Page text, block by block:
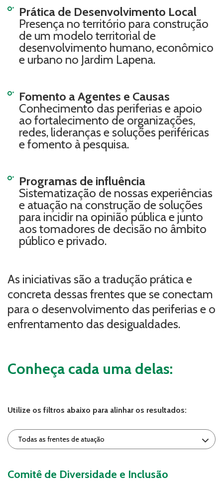
Prática de Desenvolvimento Local
Presença no território para construção
de um modelo territorial de
desenvolvimento humano, econômico
e urbano no Jardim Lapena.
Fomento a Agentes e Causas
Conhecimento das periferias e apoio
ao fortalecimento de organizações,
redes, lideranças e soluções periféricas
e fomento à pesquisa.
Programas de influência
Sistematização de nossas experiências
e atuação na construção de soluções
para incidir na opinião pública e junto
aos tomadores de decisão no âmbito
público e privado.
As iniciativas são a tradução prática e
concreta dessas frentes que se conectam
para o desenvolvimento das periferias e o
enfrentamento das desigualdades.
Conheça cada uma delas:
Utilize os filtros abaixo para alinhar os resultados:
Comitê de Diversidade e Inclusão